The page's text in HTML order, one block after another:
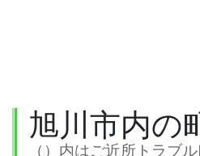
旭川市内の
（）内はご近所トラブ